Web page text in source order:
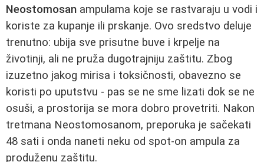
Neostomosan ampulama koje se rastvaraju u vodi i
koriste za kupanje ili prskanje. Ovo sredstvo deluje
trenutno: ubija sve prisutne buve i krpelje na
životinji, ali ne pruža dugotrajniju zaštitu. Zbog
izuzetno jakog mirisa i toksičnosti, obavezno se
koristi po uputstvu - pas se ne sme lizati dok se ne
osuši, a prostorija se mora dobro provetriti. Nakon
tretmana Neostomosanom, preporuka je sačekati
48 sati i onda naneti neku od spot‑on ampula za
produženu zaštitu.